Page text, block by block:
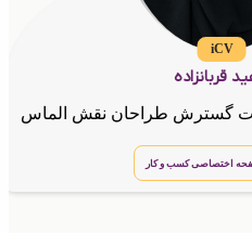
iCV
قربانزاده
گسترش طراحان نقش الماس
اختصاصی کسب و کار